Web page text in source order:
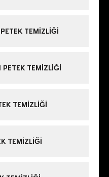
TEMIZLIĞI
PETEK TEMIZLIĞI
TEMIZLIĞI
TEMIZLIĞI